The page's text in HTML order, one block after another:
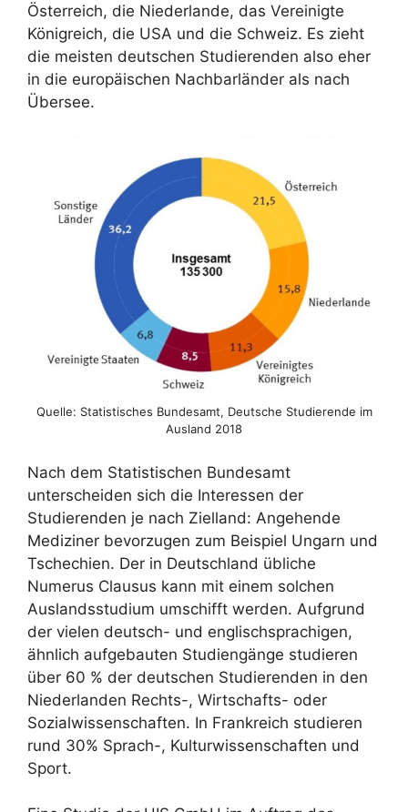
Österreich, die Niederlande, das Vereinigte
Königreich, die USA und die Schweiz. Es zieht
die meisten deutschen Studierenden also eher
in die europäischen Nachbarländer als nach
Übersee.
Quelle: Statistisches Bundesamt, Deutsche Studierende im
Ausland 2018
Nach dem Statistischen Bundesamt
unterscheiden sich die Interessen der
Studierenden je nach Zielland: Angehende
Mediziner bevorzugen zum Beispiel Ungarn und
Tschechien. Der in Deutschland übliche
Numerus Clausus kann mit einem solchen
Auslandsstudium umschifft werden. Aufgrund
der vielen deutsch- und englischsprachigen,
ähnlich aufgebauten Studiengänge studieren
über 60 % der deutschen Studierenden in den
Niederlanden Rechts-, Wirtschafts- oder
Sozialwissenschaften. In Frankreich studieren
rund 30% Sprach-, Kulturwissenschaften und
Sport.